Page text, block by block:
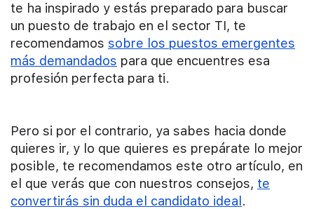
te ha inspirado y estás preparado para buscar
un puesto de trabajo en el sector TI, te
recomendamos sobre los puestos emergentes
más demandados para que encuentres esa
profesión perfecta para ti.
Pero si por el contrario, ya sabes hacia donde
quieres ir, y lo que quieres es prepárate lo mejor
posible, te recomendamos este otro artículo, en
el que verás que con nuestros consejos, te
convertirás sin duda el candidato ideal .